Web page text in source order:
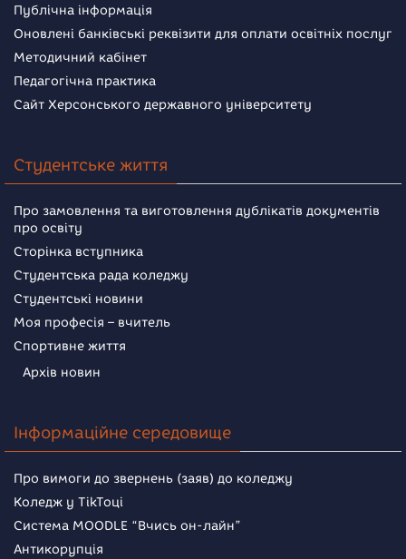
Публічна інформація
Оновлені банківські реквізити для оплати освітніх послуг
Методичний кабінет
Педагогічна практика
Сайт Херсонського державного університету
Студентське життя
Про замовлення та виготовлення дублікатів документів
про освіту
Сторінка вступника
Студентська рада коледжу
Студентські новини
Моя професія – вчитель
Спортивне життя
Архів новин
Інформаційне середовище
Про вимоги до звернень (заяв) до коледжу
Коледж у TikToці
Система MOODLE “Вчись он-лайн”
Антикорупція